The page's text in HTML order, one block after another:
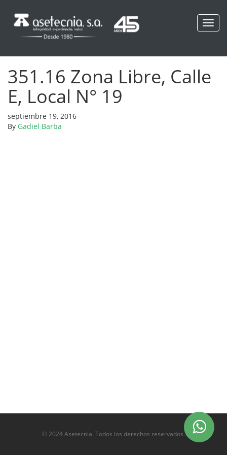
351.16 Zona Libre, Calle
E, Local N° 19
septiembre 19, 2016
By Gadiel Barba
© 2024 Asetecnia. Todos los derechos reservados.